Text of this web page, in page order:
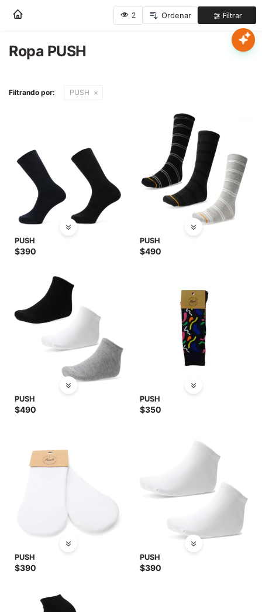
Nota:
este
web
incluye
de
Ropa PUSH
Filtrando por: PUSH
PUSH
$390
PUSH
$490
PUSH
$490
PUSH
$350
PUSH
$390
PUSH
$390
Mujer
Hombre
Accesorios
Marcas
Novedades